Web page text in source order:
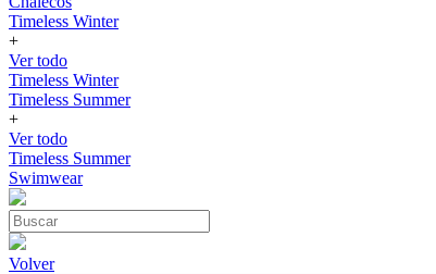
Timeless Winter
+
Ver todo
Timeless Winter
Timeless Summer
+
Ver todo
Timeless Summer
Swimwear
Volver